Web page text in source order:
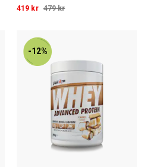
419 kr 479 kr
-12%